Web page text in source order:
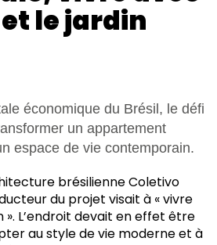
le jardin
économique du Brésil, le défi
un appartement
espace de vie contemporain.
brésilienne Coletivo
du projet visait à « vivre
». L’endroit devait en effet être
au style de vie moderne et à